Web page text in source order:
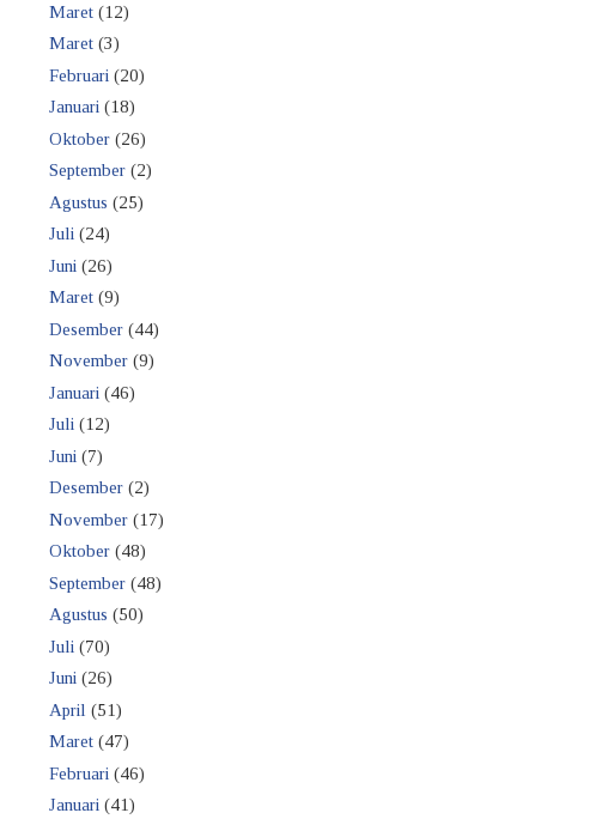
Maret (12)
Maret (3)
Februari (20)
Januari (18)
Oktober (26)
September (2)
Agustus (25)
Juli (24)
Juni (26)
Maret (9)
Desember (44)
November (9)
Januari (46)
Juli (12)
Juni (7)
Desember (2)
November (17)
Oktober (48)
September (48)
Agustus (50)
Juli (70)
Juni (26)
April (51)
Maret (47)
Februari (46)
Januari (41)